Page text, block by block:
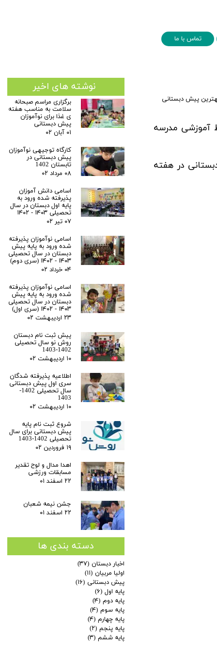
تماس با ما
پیش دبستانی
محیط آموزشی مدرسه
در هفته
نوشته های اخیر
برگزاری مراسم صبحانه
سلامت به مناسب هفته
ی غذا برای نوآموزان
پیش دبستانی
۰۱ آبان ۰۲
کارگاه توجیهی نوآموزان
پیش دبستانی در
تابستان 1402
۰۸ مرداد ۰۲
اسامی دانش آموزان
پذیرفته شده ورود به
پایه اول دبستان در سال
تحصیلی ۱۴۰۳ - ۱۴۰۲
۰۷ تیر ۰۲
اسامی نوآموزان پذیرفته
شده ورود به پایه پیش
دبستان در سال تحصیلی
۱۴۰۳ - ۱۴۰۲ (سری دوم)
۰۴ خرداد ۰۲
اسامی نوآموزان پذیرفته
شده ورود به پایه پیش
دبستان در سال تحصیلی
۱۴۰۳ - ۱۴۰۲ (سری اول)
۲۳ اردیبهشت ۰۲
پیش ثبت نام دبستان
روش نو سال تحصیلی
1402-1403
۱۰ اردیبهشت ۰۲
اطلاعیه پذیرفته شدگان
سری اول پیش دبستانی
سال تحصیلی 1402-
1403
۱۰ اردیبهشت ۰۲
شروع ثبت نام پایه
پیش دبستانی برای سال
تحصیلی 1402-1403
۱۹ فروردین ۰۲
اهدا مدال و لوح تقدیر
مسابقات ورزشی
۲۲ اسفند ۰۱
جشن نیمه شعبان
۲۲ اسفند ۰۱
دسته بندی ها
اخبار دبستان (۳۷)
اولیا مربیان (۱۱)
پیش دبستانی (۱۶)
پایه اول (۶)
پایه دوم (۴)
پایه سوم (۴)
پایه چهارم (۴)
پایه پنجم (۲)
پایه ششم (۳)